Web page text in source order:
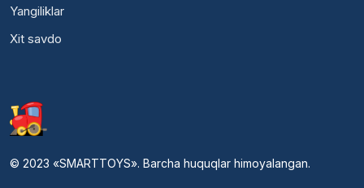
Yangiliklar
Xit savdo
© 2023 «SMARTTOYS». Barcha huquqlar himoyalangan.